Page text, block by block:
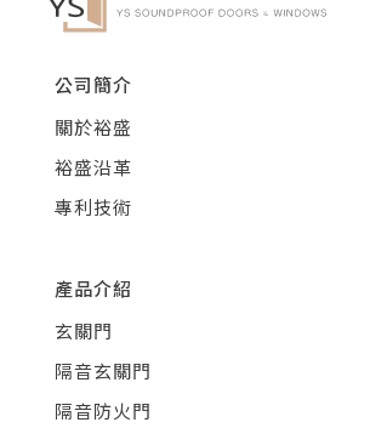
公司簡介
關於裕盛
裕盛沿革
專利技術
產品介紹
玄關門
隔音玄關門
隔音防火門